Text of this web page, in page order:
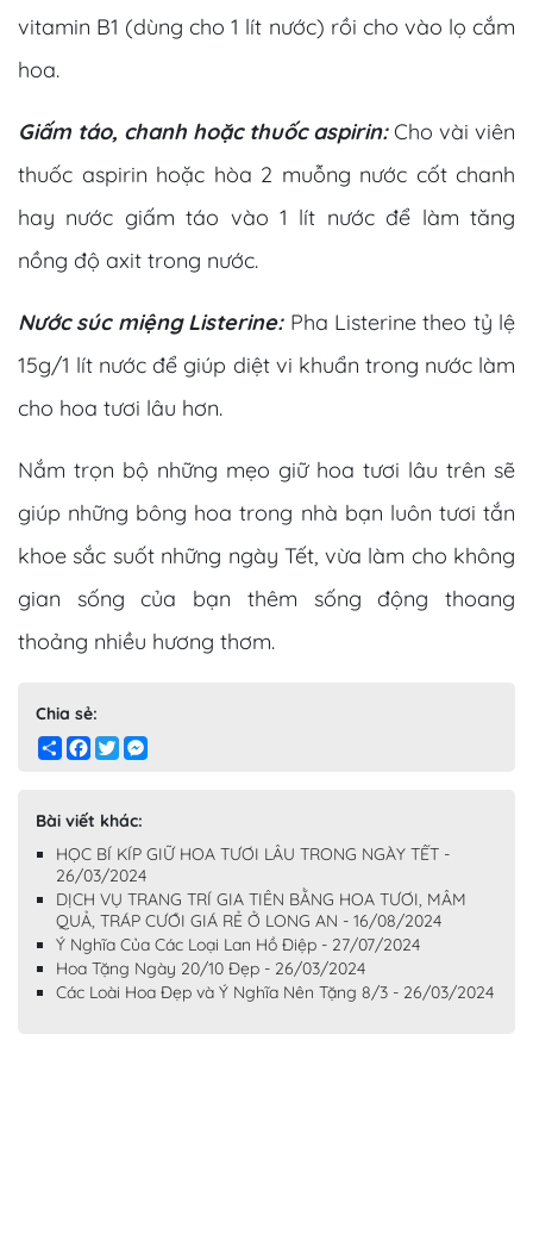
vitamin B1 (dùng cho 1 lít nước) rồi cho vào lọ cắm
hoa.
Giấm táo, chanh hoặc thuốc aspirin:Cho vài viên
thuốc aspirin hoặc hòa 2 muỗng nước cốt chanh
hay nước giấm táo vào 1 lít nước để làm tăng
nồng độ axit trong nước.
Nước súc miệng Listerine: Pha Listerine theo tỷ lệ
15g/1 lít nước để giúp diệt vi khuẩn trong nước làm
cho hoa tươi lâu hơn.
Nắm trọn bộ những mẹo giữ hoa tươi lâu trên sẽ
giúp những bông hoa trong nhà bạn luôn tươi tắn
khoe sắc suốt những ngày Tết, vừa làm cho không
gian sống của bạn thêm sống động thoang
thoảng nhiều hương thơm.
Chia sẻ:
ShareFacebook
Twitter
Bài viết khác:
HỌC BÍ KÍP GIỮ HOA TƯƠI LÂU TRONG NGÀY TẾT -
26/03/2024
DỊCH VỤ TRANG TRÍ GIA TIÊN BẰNG HOA TƯƠI, MÂM
QUẢ, TRÁP CƯỚI GIÁ RẺ Ở LONG AN - 16/08/2024
Ý Nghĩa Của Các Loại Lan Hồ Điệp - 27/07/2024
Hoa Tặng Ngày 20/10 Đẹp - 26/03/2024
Các Loài Hoa Đẹp và Ý Nghĩa Nên Tặng 8/3 - 26/03/2024